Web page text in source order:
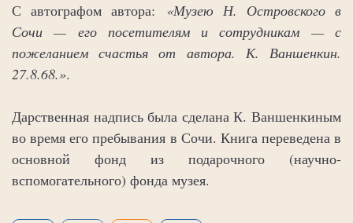
С автографом автора:
«Музею Н. Островского в
Сочи — его посетителям и сотрудникам — с
пожеланием счастья от автора. К. Ваншенкин.
27.8.68.».
Дарственная надпись была сделана К. Ваншенкиным
во время его пребывания в Сочи. Книга переведена в
основной фонд из подарочного (научно-
вспомогательного) фонда музея.